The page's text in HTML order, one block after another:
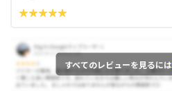
すべてのレビューを見るには